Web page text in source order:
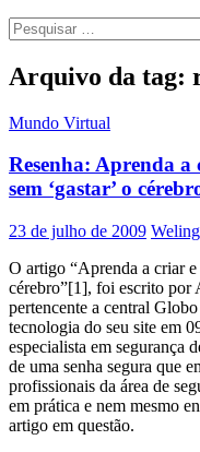
Pesquisar
por:
Arquivo da tag:
Mundo Virtual
Resenha: Aprenda a
sem ‘gastar’ o
23 de julho de 2009
O artigo “Aprenda a criar e
cérebro”[1], foi escrito por
pertencente a central
tecnologia do seu site em
especialista em segurança
de uma senha segura que
profissionais da área de
em prática e nem mesmo
artigo em questão.